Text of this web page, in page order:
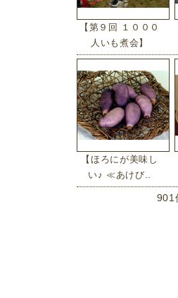
【第９回 １０００
人いも煮会】
【ほろにが美味し
い♪ ≪あけび..
901